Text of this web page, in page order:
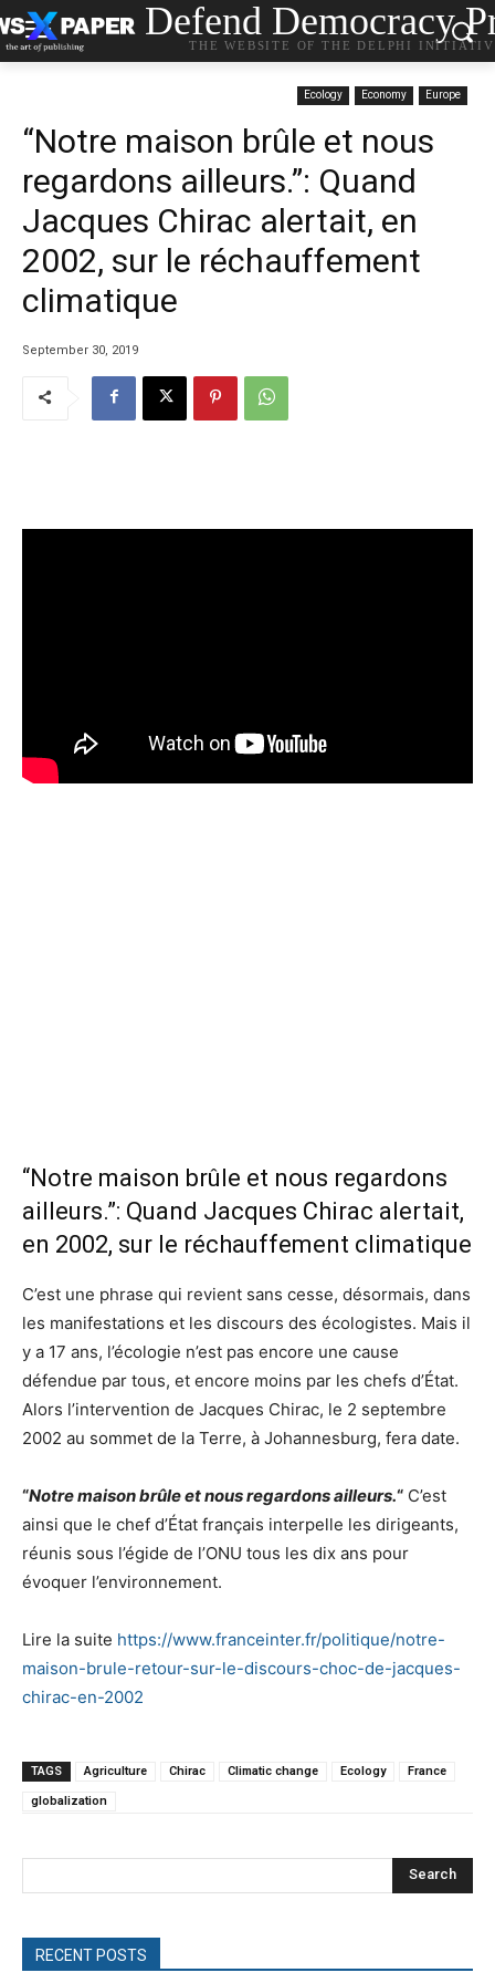
Defend Democracy
THE WEBSITE OF THE DELPHI
Ecology Economy Europe
“Notre maison brûle et nous
regardons ailleurs.”: Quand
Jacques Chirac alertait, en
2002, sur le réchauffement
climatique
September 30, 2019
“Notre maison brûle et nous regardons
ailleurs.”: Quand Jacques Chirac alertait,
en 2002, sur le réchauffement climatique
C’est une phrase qui revient sans cesse, désormais, dans
les manifestations et les discours des écologistes. Mais il
y a 17 ans, l’écologie n’est pas encore une cause
défendue par tous, et encore moins par les chefs d’État.
Alors l’intervention de Jacques Chirac, le 2 septembre
2002 au sommet de la Terre, à Johannesburg, fera date.
“Notre maison brûle et nous regardons ailleurs.“ C’est
ainsi que le chef d’État français interpelle les dirigeants,
réunis sous l’égide de l’ONU tous les dix ans pour
évoquer l’environnement.
Lire la suite https://www.franceinter.fr/politique/notre-
maison-brule-retour-sur-le-discours-choc-de-jacques-
chirac-en-2002
TAGS Agriculture Chirac Climatic change Ecology France
globalization
Search
RECENT POSTS